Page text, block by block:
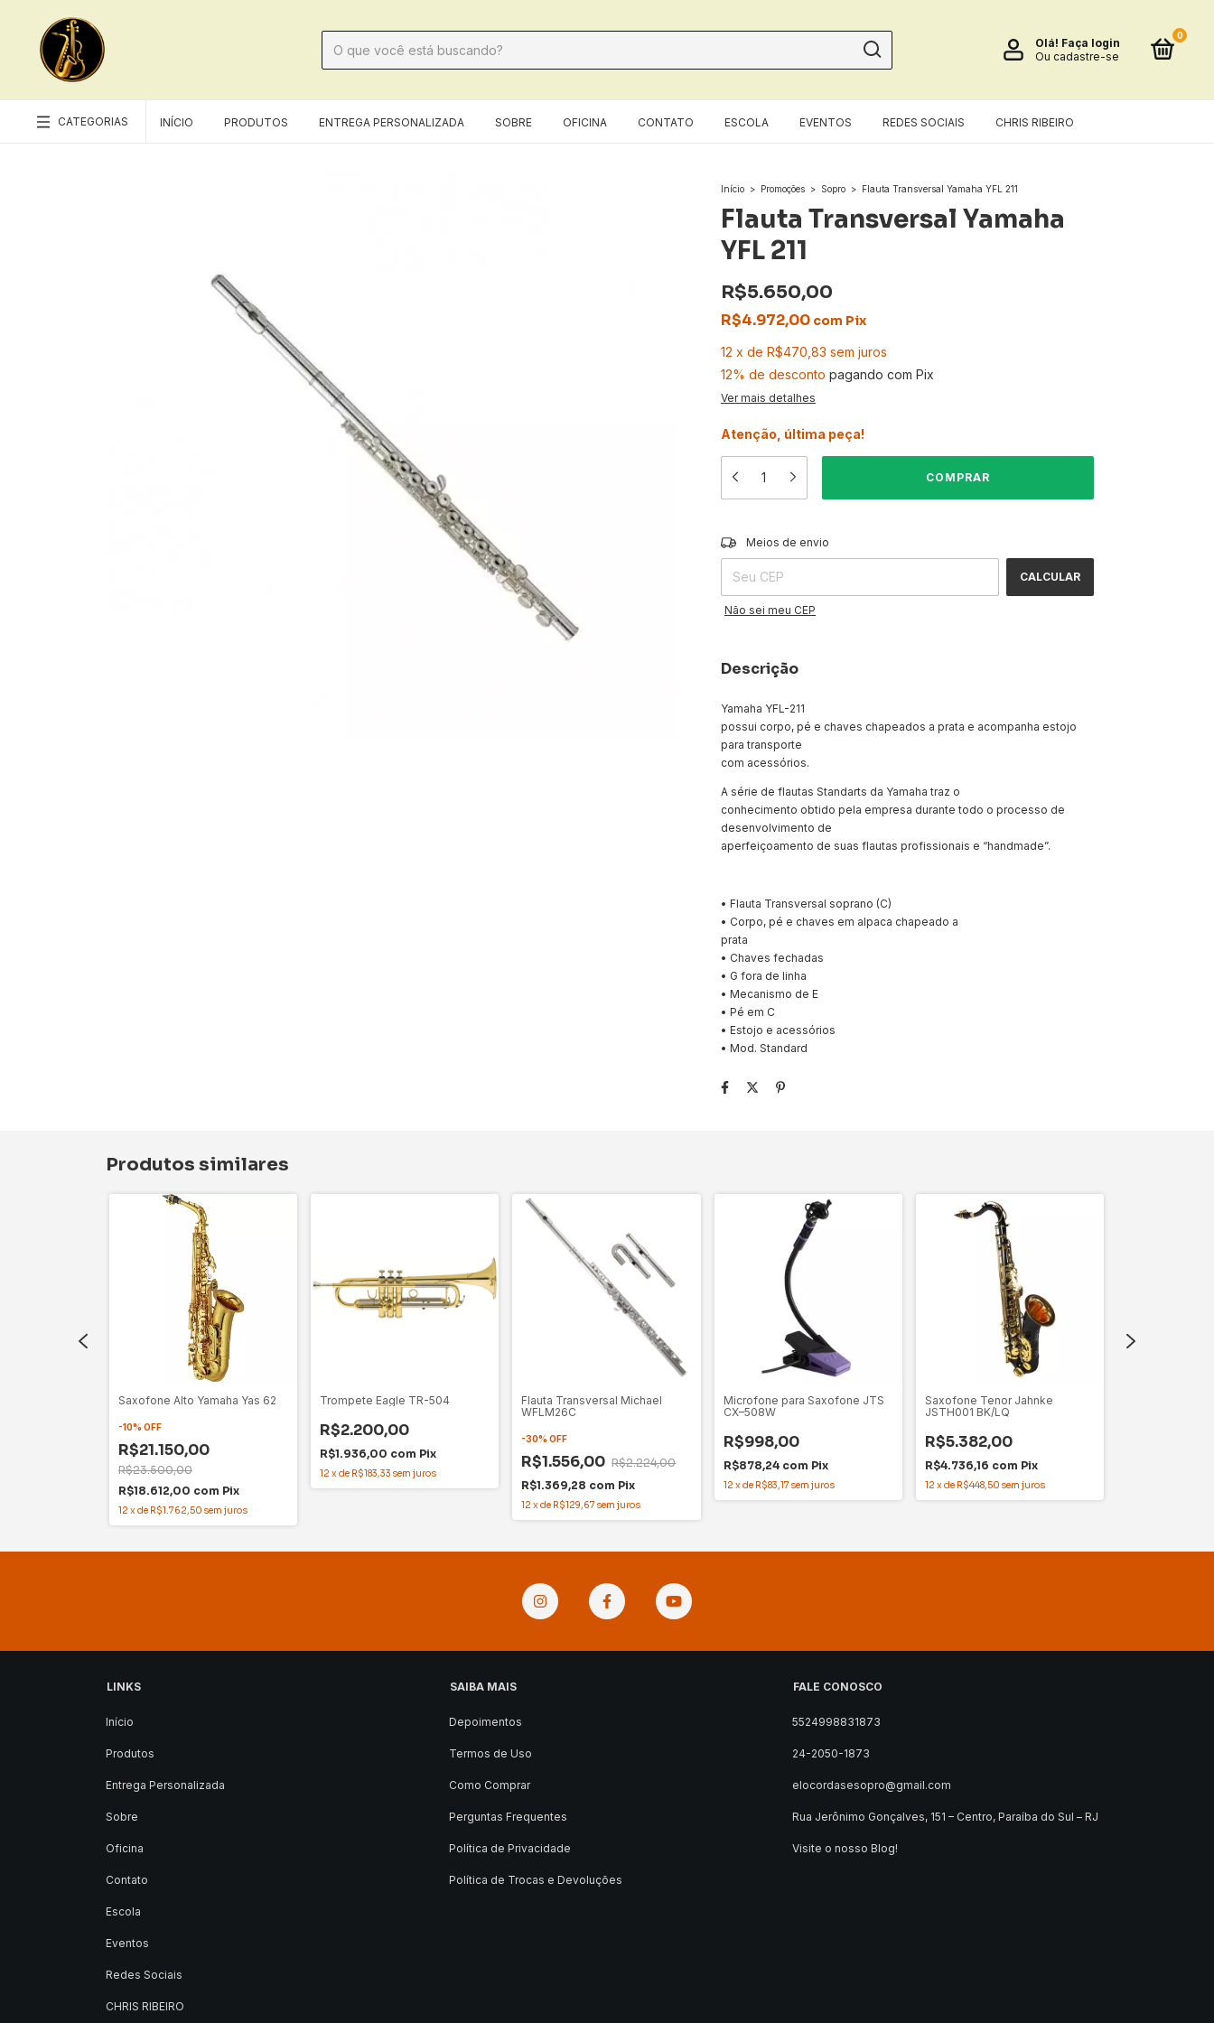
Olá! Faça login
Ou cadastre-se
0
CATEGORIAS INÍCIO PRODUTOS ENTREGA PERSONALIZADA SOBRE OFICINA CONTATO ESCOLA EVENTOS REDES SOCIAIS CHRIS RIBEIRO
Início > Promoções > Sopro > Flauta Transversal Yamaha YFL 211
Flauta Transversal Yamaha
YFL 211
R$5.650,00
R$4.972,00 com Pix
12 x de R$470,83 sem juros
12% de desconto pagando com Pix
Ver mais detalhes
Atenção, última peça!
Entregas para o CEP:
Meios de envio
CALCULAR
Não sei meu CEP
Descrição
Yamaha YFL-211
possui corpo, pé e chaves chapeados a prata e acompanha estojo
para transporte
com acessórios.
A série de flautas Standarts da Yamaha traz o
conhecimento obtido pela empresa durante todo o processo de
desenvolvimento de
aperfeiçoamento de suas flautas profissionais e “handmade”.
• Flauta Transversal soprano (C)
• Corpo, pé e chaves em alpaca chapeado a
prata
• Chaves fechadas
• G fora de linha
• Mecanismo de E
• Pé em C
• Estojo e acessórios
• Mod. Standard
Produtos similares
Saxofone Alto Yamaha Yas 62
-10% OFF
R$21.150,00
R$23.500,00
R$18.612,00 com Pix
12 xde R$1.762,50 sem juros
Trompete Eagle TR-504
R$2.200,00
R$1.936,00 com Pix
12 xde R$183,33 sem juros
Flauta Transversal Michael
WFLM26C
-30%OFF
R$1.556,00 R$2.224,00
R$1.369,28 com Pix
12 xde R$129,67 sem juros
Microfone para Saxofone JTS
CX–508W
R$998,00
R$878,24 com Pix
12 xde R$83,17 sem juros
Saxofone Tenor Jahnke
JSTH001 BK/LQ
R$5.382,00
R$4.736,16 com Pix
12 xde R$448,50 sem juros
LINKS
Início
Produtos
Entrega Personalizada
Sobre
Oficina
Contato
Escola
Eventos
Redes Sociais
CHRIS RIBEIRO
SAIBA MAIS
Depoimentos
Termos de Uso
Como Comprar
Perguntas Frequentes
Política de Privacidade
Política de Trocas e Devoluções
FALE CONOSCO
5524998831873
24-2050-1873
elocordasesopro@gmail.com
Rua Jerônimo Gonçalves, 151 – Centro, Paraíba do Sul – RJ
Visite o nosso Blog!